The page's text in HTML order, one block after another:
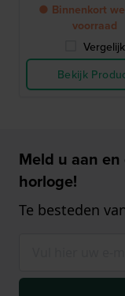
● Binnenkort
voorraad
Vergelijk
Bekijk
Meld u aan
horloge!
Te besteden